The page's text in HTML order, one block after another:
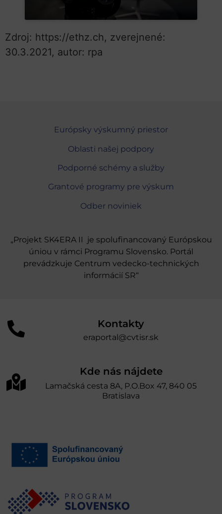
Zdroj: https://ethz.ch, zverejnené:
30.3.2021, autor: rpa
Európsky výskumný priestor
Oblasti našej podpory
Podporné schémy a služby
Grantové programy pre výskum
Odber noviniek
„Projekt SK4ERA II je spolufinancovaný Európskou
úniou v rámci Programu Slovensko. Portál
prevádzkuje Centrum vedecko-technických
informácií SR“
Kontakty
eraportal@cvtisr.sk
Kde nás nájdete
Lamačská cesta 8A, P.O.Box 47, 840 05
Bratislava